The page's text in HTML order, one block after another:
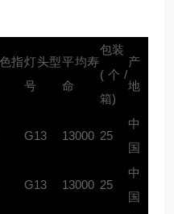
指灯头型
号
平均寿
命
包装
产
地
(个/
箱)
G13 13000 25
中
国
G13 13000 25
中
国